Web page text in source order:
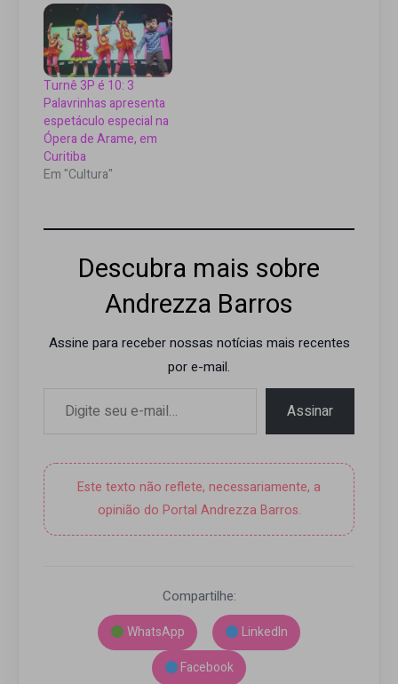
e dono de um dos
maiores canais do
YouTube, o 3
Palavrinhas leva a
turnê “3P é 10”, que
comemora seus 10
anos de história, para o
palco do Teatro Oficina
do…
Turnê 3P é 10: 3
Palavrinhas apresenta
espetáculo especial na
Ópera de Arame, em
Curitiba
Em "Cultura"
Descubra mais sobre
Andrezza Barros
Assine para receber nossas notícias mais recentes
por e-mail.
Assinar
Este texto não reflete, necessariamente, a
opinião do Portal Andrezza Barros.
Compartilhe:
WhatsApp
LinkedIn
Facebook